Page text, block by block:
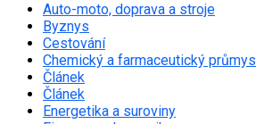
Auto-moto, doprava a stroje
Byznys
Cestování
Chemický a farmaceutický průmysl
Článek
Článek
Energetika a suroviny